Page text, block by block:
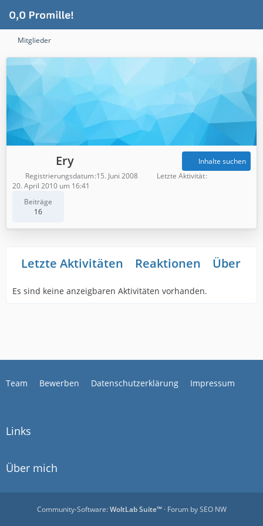
Mitglieder
Ery
Beiträge
16
Inhalte suchen
Registrierungsdatum 15. Juni 2008
Letzte Aktivität
20. April 2010 um 16:41
Letzte Aktivitäten Reaktionen Über
Es sind keine anzeigbaren Aktivitäten vorhanden.
Team Bewerben Datenschutzerklärung Impressum
Links
Über mich
Community-Software:WoltLab Suite™· Forum bySEO NW